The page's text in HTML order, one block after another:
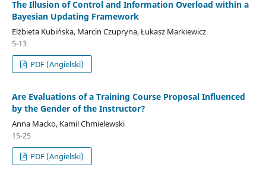
The Illusion of Control and Information Overload within a
Bayesian Updating Framework
Elżbieta Kubińska, Marcin Czupryna, Łukasz Markiewicz
5-13
PDF (Angielski)
Are Evaluations of a Training Course Proposal Influenced
by the Gender of the Instructor?
Anna Macko, Kamil Chmielewski
15-25
PDF (Angielski)